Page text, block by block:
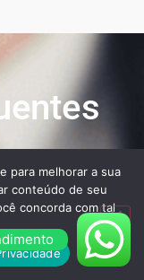
dos nossos
serviços:
para melhorar a sua
conteúdo de seu
concorda com tal